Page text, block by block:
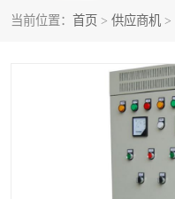
当前位置： 首页 > 供应商机 >
板式换热器